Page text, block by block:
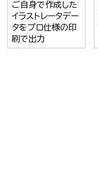
ご自身で作成した
イラストレータデー
タをプロ仕様の印
刷で出力